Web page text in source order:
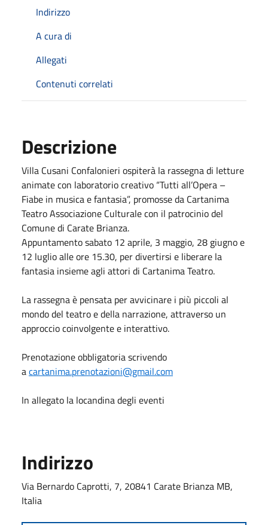
Indirizzo
A cura di
Allegati
Contenuti correlati
Descrizione
Villa Cusani Confalonieri ospiterà la rassegna di letture
animate con laboratorio creativo “Tutti all’Opera –
Fiabe in musica e fantasia”, promosse da Cartanima
Teatro Associazione Culturale con il patrocinio del
Comune di Carate Brianza.
Appuntamento sabato 12 aprile, 3 maggio, 28 giugno e
12 luglio alle ore 15.30, per divertirsi e liberare la
fantasia insieme agli attori di Cartanima Teatro.
La rassegna è pensata per avvicinare i più piccoli al
mondo del teatro e della narrazione, attraverso un
approccio coinvolgente e interattivo.
Prenotazione obbligatoria scrivendo
acartanima.prenotazioni@gmail.com
In allegato la locandina degli eventi
Indirizzo
Via Bernardo Caprotti, 7, 20841 Carate Brianza MB,
Italia